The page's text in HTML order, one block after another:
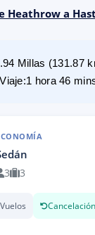
Heathrow a
Millas (131.87
:1 hora 46
3 3